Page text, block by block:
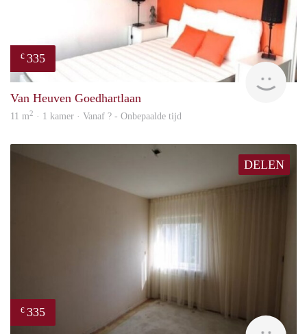
€ 335
Van Heuven Goedhartlaan
11 m2 · 1 kamer · Vanaf ? - Onbepaalde tijd
DELEN
€ 335